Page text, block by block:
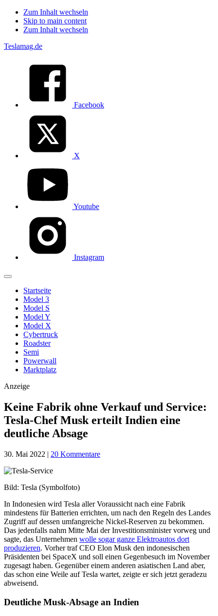
Zum Inhalt wechseln
Skip to main content
Zum Inhalt wechseln
Teslamag.de
Facebook
X
Youtube
Instagram
Startseite
Model 3
Model S
Model Y
Model X
Cybertruck
Roadster
Semi
Powerwall
Marktplatz
Anzeige
Keine Fabrik ohne Verkauf und Service:
Tesla-Chef Musk erteilt Indien eine
deutliche Absage
30. Mai 2022 | 20 Kommentare
Bild: Tesla (Symbolfoto)
In Indonesien wird Tesla aller Voraussicht nach eine Fabrik
mindestens für Batterien errichten, um nach den Regeln des Landes
Zugriff auf dessen umfangreiche Nickel-Reserven zu bekommen.
Das jedenfalls nahm Mitte Mai der Investitionsminister vorweg und
sagte, das Unternehmen wolle sogar ganze Elektroautos dort
produzieren. Vorher traf CEO Elon Musk den indonesischen
Präsidenten bei SpaceX und soll einen Gegenbesuch im November
zugesagt haben. Gegenüber einem anderen asiatischen Land aber,
das schon eine Weile auf Tesla wartet, zeigte er sich jetzt geradezu
abweisend.
Deutliche Musk-Absage an Indien